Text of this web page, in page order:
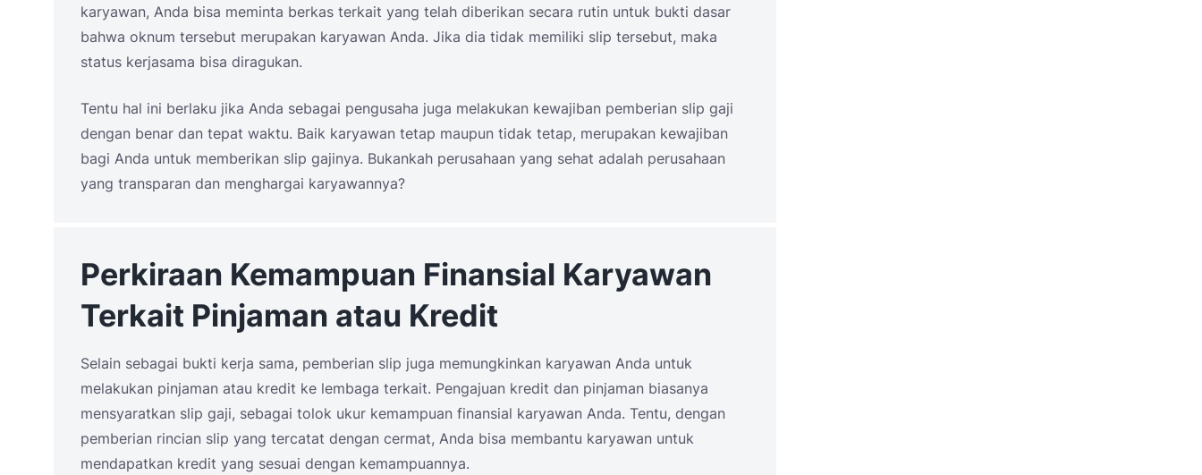
karyawan, Anda bisa meminta berkas terkait yang telah diberikan secara rutin untuk bukti dasar
bahwa oknum tersebut merupakan karyawan Anda. Jika dia tidak memiliki slip tersebut, maka
status kerjasama bisa diragukan.
Tentu hal ini berlaku jika Anda sebagai pengusaha juga melakukan kewajiban pemberian slip gaji
dengan benar dan tepat waktu. Baik karyawan tetap maupun tidak tetap, merupakan kewajiban
bagi Anda untuk memberikan slip gajinya. Bukankah perusahaan yang sehat adalah perusahaan
yang transparan dan menghargai karyawannya?
Perkiraan Kemampuan Finansial Karyawan
Terkait Pinjaman atau Kredit
Selain sebagai bukti kerja sama, pemberian slip juga memungkinkan karyawan Anda untuk
melakukan pinjaman atau kredit ke lembaga terkait. Pengajuan kredit dan pinjaman biasanya
mensyaratkan slip gaji, sebagai tolok ukur kemampuan finansial karyawan Anda. Tentu, dengan
pemberian rincian slip yang tercatat dengan cermat, Anda bisa membantu karyawan untuk
mendapatkan kredit yang sesuai dengan kemampuannya.